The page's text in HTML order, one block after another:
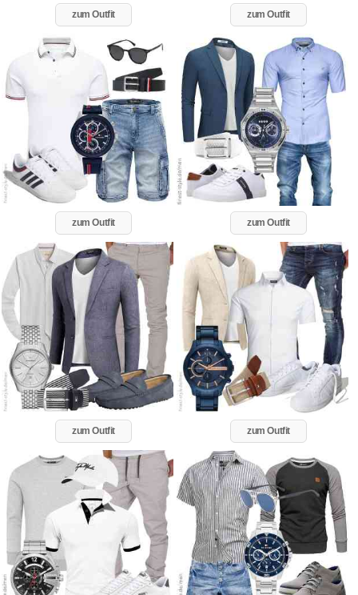
zum Outfit zum Outfit
zum Outfit zum Outfit
zum Outfit zum Outfit